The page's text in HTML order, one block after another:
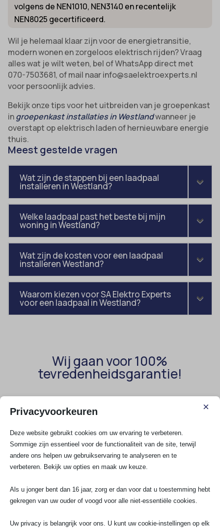
volgens de NEN1010, NEN3140 en recentelijk
NEN8025 gecertificeerd.
Wil je helemaal klaar zijn voor de energietransitie,
modern wonen en zorgeloos elektrisch rijden? Vraag
alles wat je wilt weten, bel of WhatsApp direct met
070-7503681, of mail naar info@saelektroexperts.nl
voor persoonlijk advies.
Bekijk onze tips voor het uitbreiden van je groepenkast
ingroepenkast installaties in Westlandwanneer je
overstapt op elektrisch laden of hernieuwbare energie
thuis.
Meest gestelde vragen
Wat zijn de stappen bij een laadpaal
installeren in Westland?
Welke laadpaal past het beste bij mijn
woning in Westland?
Wat zijn de kosten voor een laadpaal
installeren Westland?
Waarom kiezen voor SA Elektro Experts
voor een laadpaal in Westland?
Wij gaan voor 100%
tevredenheidsgarantie!
★★★★★
zijn vak, is zeer vakkundig en
klantvriendelijk. Uitleg was prima over de
daarvan. Werkt snel en efficiënt. En
geeft goed advies over de betreffende
TOP!
vervangen,
doos buiten
Privacyvoorkeuren ×
Deze website gebruikt cookies om uw ervaring te verbeteren.
Sommige zijn essentieel voor de functionaliteit van de site, terwijl
andere ons helpen uw gebruikservaring te analyseren en te
verbeteren. Bekijk uw opties en maak uw keuze.
Als u jonger bent dan 16 jaar, zorg er dan voor dat u toestemming hebt
gekregen van uw ouder of voogd voor alle niet-essentiële cookies.
Uw privacy is belangrijk voor ons. U kunt uw cookie-instellingen op elk